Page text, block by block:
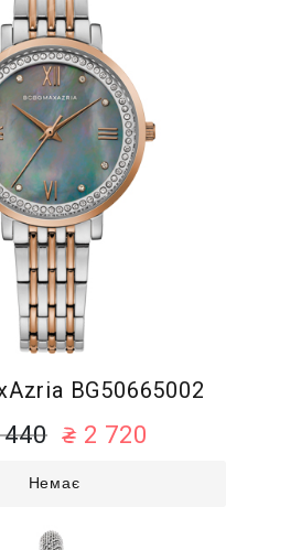
BG50665002
2 720
Немає